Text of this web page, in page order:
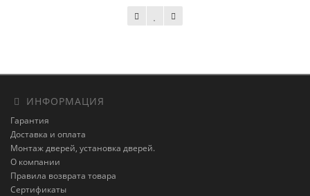
ИНФОРМАЦИЯ
Гарантия
Доставка и оплата
Монтаж дверей, установка дверей.
О компании
Правила возврата товара
Сертификаты